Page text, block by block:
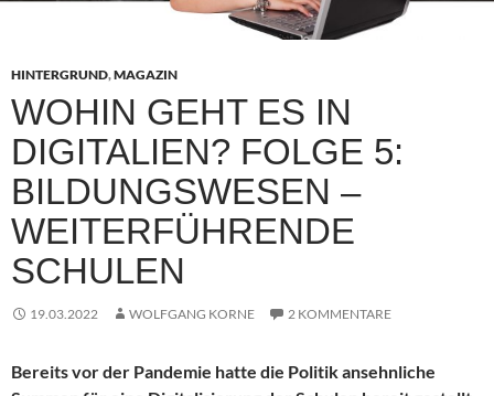
HINTERGRUND,MAGAZIN
WOHIN GEHT ES IN
DIGITALIEN? FOLGE 5:
BILDUNGSWESEN –
WEITERFÜHRENDE
SCHULEN
19.03.2022 WOLFGANG KORNE 2 KOMMENTARE
Bereits vor der Pandemie hatte die Politik ansehnliche